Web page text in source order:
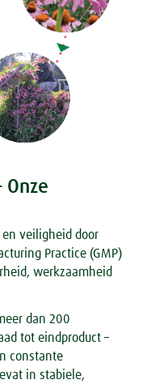
veiligheid door
Practice (GMP)
werkzaamheid
dan 200
tot eindproduct –
constante
in stabiele,